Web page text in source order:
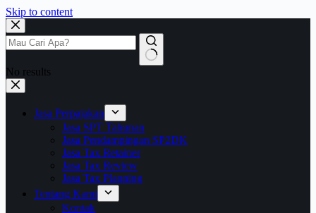
Skip to content
No results
Jasa Perpajakan
Jasa SPT Tahunan
Jasa Pendampingan SP2DK
Jasa Tax Retainer
Jasa Tax Review
Jasa Tax Planning
Tentang Kami
Kontak